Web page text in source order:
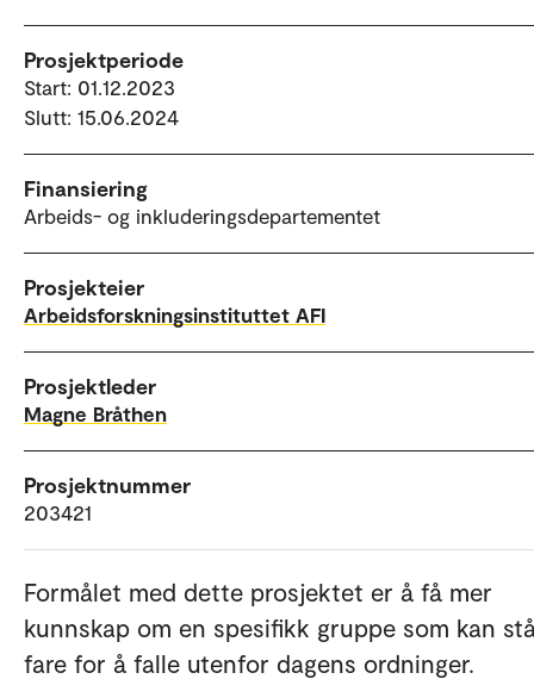
Prosjektperiode
Start: 01.12.2023
Slutt: 15.06.2024
Finansiering
Arbeids- og inkluderingsdepartementet
Prosjekteier
Arbeidsforskningsinstituttet AFI
Prosjektleder
Magne Bråthen
Prosjektnummer
203421
Formålet med dette prosjektet er å få mer
kunnskap om en spesifikk gruppe som kan
fare for å falle utenfor dagens ordninger.